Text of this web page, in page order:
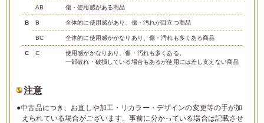
AB 傷・使用感がある商品
B B 全体的に使用感があり、傷・汚れが目立つ商品
BC 全体的に使用感がかなりあり、傷・汚れも多くある商品
C C
使用感がかなりあり、傷・汚れも多くある。
一部破れ・破損している場合もあるが使用には差し支えない商品
注意
●中古品につき、お直しや加工・リカラー・デザインの変更等の手が加
えられている場合がございます。事前に分かっている場合は記載させ